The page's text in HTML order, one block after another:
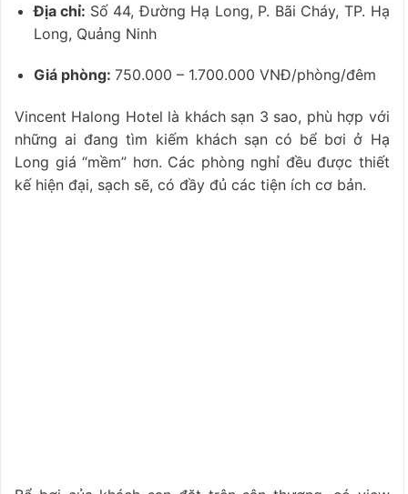
Địa chỉ: Số 44, Đường Hạ Long, P. Bãi Cháy, TP. Hạ
Long, Quảng Ninh
Giá phòng: 750.000 – 1.700.000 VNĐ/phòng/đêm
Vincent Halong Hotel là khách sạn 3 sao, phù hợp với
những ai đang tìm kiếm khách sạn có bể bơi ở Hạ
Long giá “mềm” hơn. Các phòng nghỉ đều được thiết
kế hiện đại, sạch sẽ, có đầy đủ các tiện ích cơ bản.